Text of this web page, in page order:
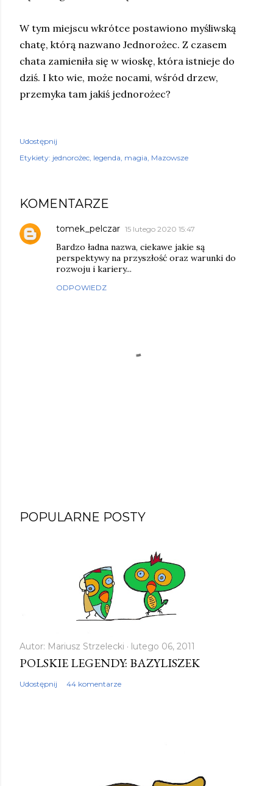
W tym miejscu wkrótce postawiono myśliwską
chatę, którą nazwano Jednorożec. Z czasem
chata zamieniła się w wioskę, która istnieje do
dziś. I kto wie, może nocami, wśród drzew,
przemyka tam jakiś jednorożec?
Udostępnij
Etykiety: jednorożec legenda magia Mazowsze
KOMENTARZE
tomek_pelczar 15 lutego 2020 15:47
Bardzo ładna nazwa, ciekawe jakie są
perspektywy na przyszłość oraz warunki do
rozwoju i kariery...
ODPOWIEDZ
r
k
o
m
POPULARNE POSTY
Autor: Mariusz Strzelecki lutego 06, 2011
POLSKIE LEGENDY: BAZYLISZEK
Udostępnij 44 komentarze